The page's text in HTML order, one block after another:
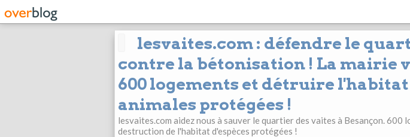
lesvaites.com : défendre le
contre la bétonisation ! La mairie
600 logements et détruire l'habitat
animales protégées !
lesvaites.com aidez nous à sauver le quartier des vaites à Besançon. 600
destruction de l'habitat d'espèces protégées !